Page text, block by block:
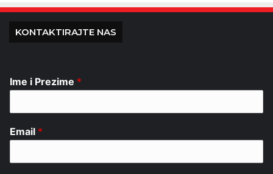
KONTAKTIRAJTE NAS
Ime i Prezime *
Email *